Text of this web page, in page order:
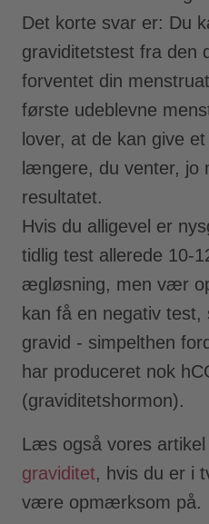
Det korte svar er: Du
graviditetstest fra den
forventet din
første udeblevne
lover, at de kan give
længere, du venter, jo
resultatet.
Hvis du alligevel er
tidlig test allerede 10-
ægløsning, men vær
kan få en negativ test,
gravid - simpelthen
har produceret nok
(graviditetshormon).
Læs også vores artikel
graviditet, hvis du er i
være opmærksom på.